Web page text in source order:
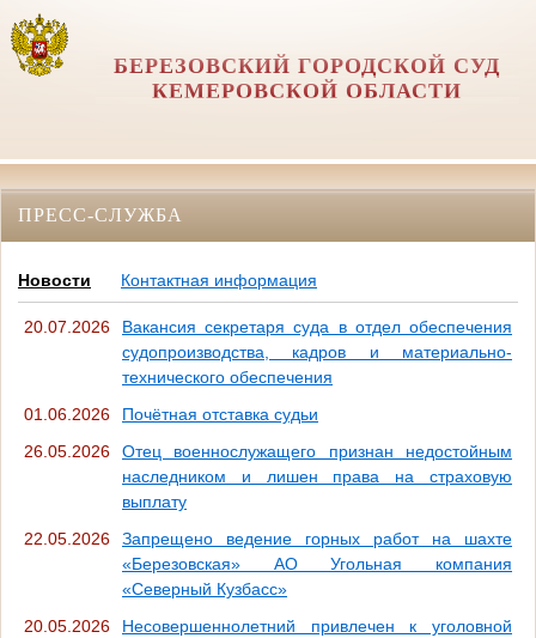
БЕРЕЗОВСКИЙ ГОРОДСКОЙ СУД
КЕМЕРОВСКОЙ ОБЛАСТИ
ПРЕСС-СЛУЖБА
Новости Контактная информация
20.07.2026
Вакансия секретаря суда в отдел обеспечения
судопроизводства, кадров и материально-
технического обеспечения
01.06.2026
Почётная отставка судьи
26.05.2026
Отец военнослужащего признан недостойным
наследником и лишен права на страховую
выплату
22.05.2026
Запрещено ведение горных работ на шахте
«Березовская» АО Угольная компания
«Северный Кузбасс»
20.05.2026
Несовершеннолетний привлечен к уголовной